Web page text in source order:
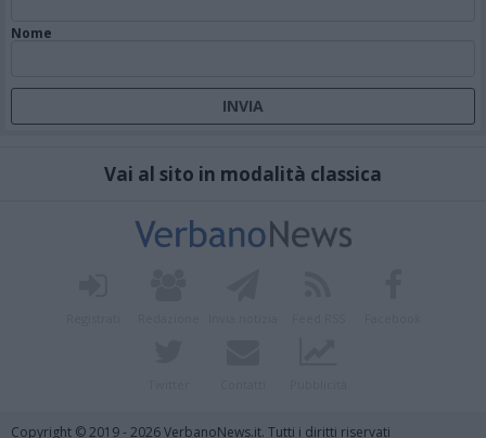
Nome
Vai al sito in modalità classica
Copyright © 2019 - 2026 VerbanoNews.it. Tutti i diritti riservati